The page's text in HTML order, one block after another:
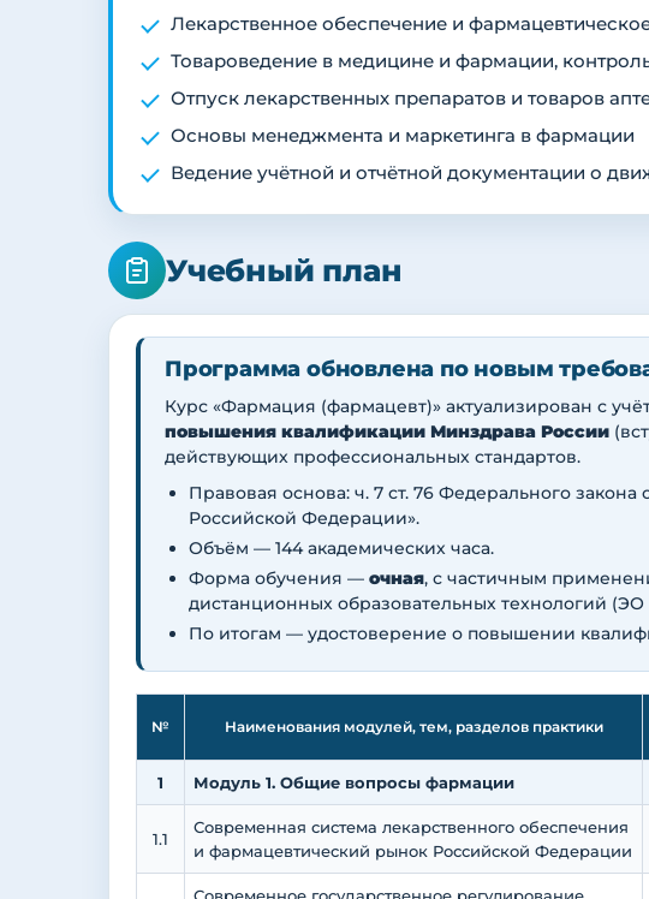
Лекарственное обеспечение и
Товароведение в медицине и фармации,
Отпуск лекарственных препаратов и товаров
Основы менеджмента и маркетинга в фармации
Ведение учётной и отчётной документации о
Учебный план
Программа обновлена по новым
Курс «Фармация (фармацевт)» актуализирован с
повышения квалификации Минздрава России
действующих профессиональных стандартов.
Правовая основа: ч. 7 ст. 76 Федерального
Российской Федерации».
Объём — 144 академических часа.
Форма обучения — очная, с частичным
дистанционных образовательных технологий
По итогам — удостоверение о повышении
№ Наименования модулей, тем, разделов практики
1 Модуль 1. Общие вопросы фармации
1.1
Современная система лекарственного обеспечения
и фармацевтический рынок Российской Федерации